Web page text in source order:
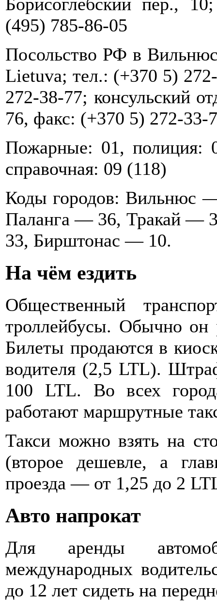
(495) 785-86-05
Посольство РФ в
Lietuva; тел.: (+370 5)
272-38-77; консульский
76, факс: (+370 5) 272-33-
Пожарные: 01, полиция:
справочная: 09 (118)
Коды городов: Вильнюс
Паланга — 36, Тракай —
33, Бирштонас — 10.
На чём ездить
Общественный
троллейбусы. Обычно он
Билеты продаются в
водителя (2,5 LTL).
100 LTL. Во всех
работают маршрутные
Такси можно взять на
(второе дешевле, а
проезда — от 1,25 до 2
Авто напрокат
Для аренды
международных
до 12 лет сидеть на